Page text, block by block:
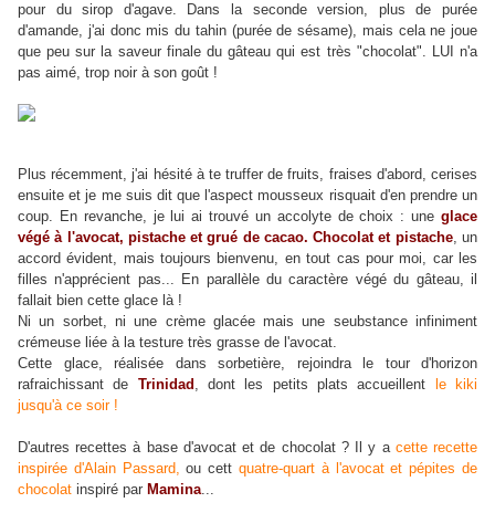
pour du sirop d'agave. Dans la seconde version, plus de purée
d'amande, j'ai donc mis du tahin (purée de sésame), mais cela ne joue
que peu sur la saveur finale du gâteau qui est très "chocolat". LUI n'a
pas aimé, trop noir à son goût !
Plus récemment, j'ai hésité à te truffer de fruits, fraises d'abord, cerises
ensuite et je me suis dit que l'aspect mousseux risquait d'en prendre un
coup. En revanche, je lui ai trouvé un accolyte de choix : une glace
végé à l'avocat, pistache et grué de cacao. Chocolat et pistache, un
accord évident, mais toujours bienvenu, en tout cas pour moi, car les
filles n'apprécient pas... En parallèle du caractère végé du gâteau, il
fallait bien cette glace là !
Ni un sorbet, ni une crème glacée mais une seubstance infiniment
crémeuse liée à la testure très grasse de l'avocat.
Cette glace, réalisée dans sorbetière, rejoindra le tour d'horizon
rafraichissant de Trinidad , dont les petits plats accueillent
le kiki
jusqu'à ce soir !
D'autres recettes à base d'avocat et de chocolat ? Il y a cette recette
inspirée d'Alain Passard, ou cettquatre-quart à l'avocat et pépites de
chocolat inspiré par Mamina...